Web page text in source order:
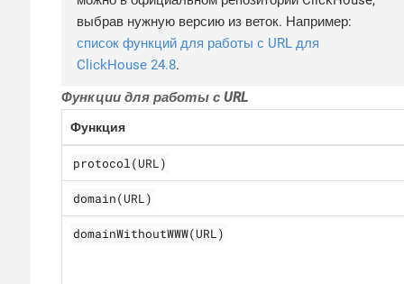
выбрав нужную версию из веток. Например:
список функций для работы с URL для
ClickHouse 24.8.
Функции для работы с URL
Функция
protocol(URL)
domain(URL)
domainWithoutWWW(URL)